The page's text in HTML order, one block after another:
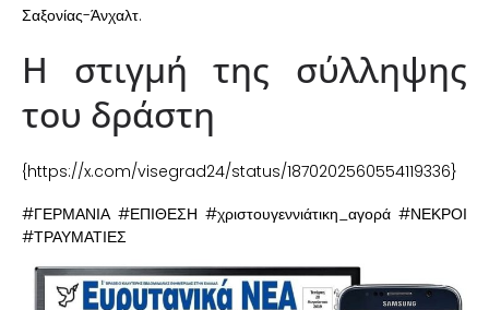
Σαξονίας-Άνχαλτ.
Η στιγμή της σύλληψης
του δράστη
{https://x.com/visegrad24/status/1870202560554119336}
#ΓΕΡΜΑΝΙΑ #ΕΠΙΘΕΣΗ #χριστουγεννιάτικη_αγορά #ΝΕΚΡΟΙ
#ΤΡΑΥΜΑΤΙΕΣ